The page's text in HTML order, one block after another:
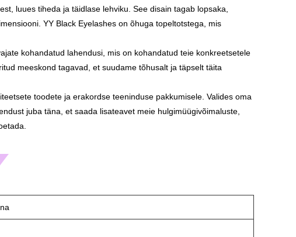
luues tiheda ja täidlase lehviku. See disain tagab lopsaka,
YY Black Eyelashes on õhuga topeltotstega, mis
kohandatud lahendusi, mis on kohandatud teie konkreetsetele
meeskond tagavad, et suudame tõhusalt ja täpselt täita
toodete ja erakordse teeninduse pakkumisele. Valides oma
juba täna, et saada lisateavet meie hulgimüügivõimaluste,